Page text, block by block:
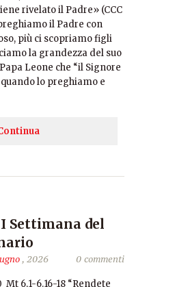
rivelato il Padre» (CCC
il Padre con
più ci scopriamo figli
la grandezza del suo
Leone che “il Signore
lo preghiamo e
Settimana del
, 2026 0 commenti
Mt 6,1-6.16-18 “Rendete